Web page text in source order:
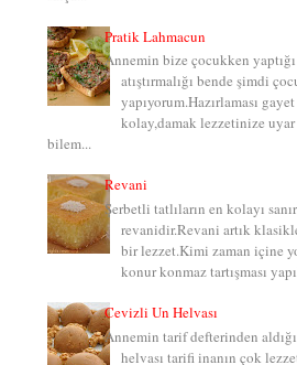
Pratik Lahmacun
Annemin bize çocukken
atıştırmalığı bende şimdi
yapıyorum.Hazırlaması gayet
kolay,damak lezzetinize uyar
bilem...
Revani
Şerbetli tatlıların en kolayı
revanidir.Revani artık
bir lezzet.Kimi zaman içine
konur konmaz tartışması
Cevizli Un Helvası
Annemin tarif defterinden
helvası tarifi inanın çok